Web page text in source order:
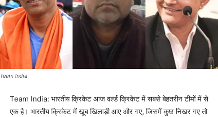
Team India
Team India: भारतीय क्रिकेट आज वर्ल्ड क्रिकेट में सबसे बेहतरीन टीमों में से
एक है। भारतीय क्रिकेट में खूब खिलाड़ी आए और गए, जिसमें कुछ निखर गए तो